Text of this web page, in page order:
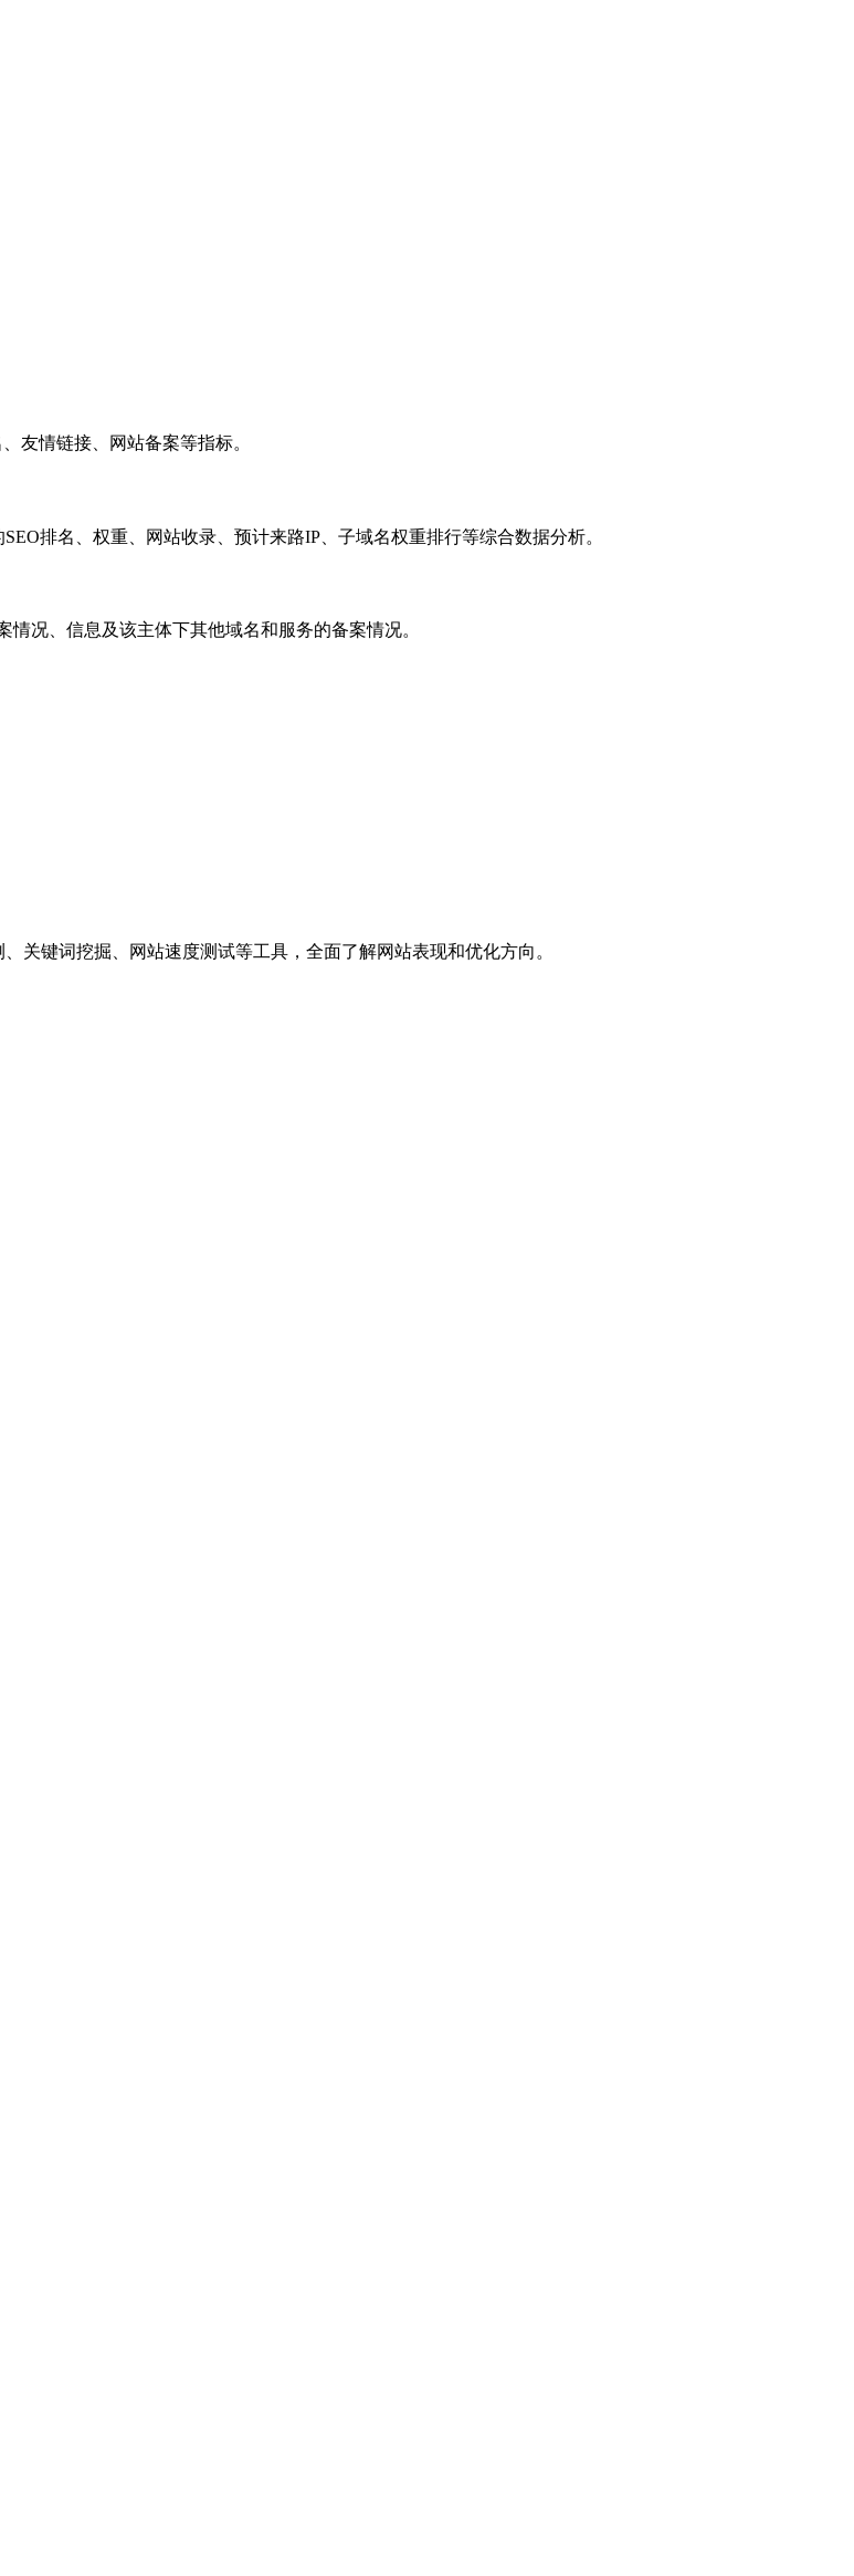
友情链接、网站备案等指标。
排名、权重、网站收录、预计来路IP、子域名权重排行等综合数据分析。
况、信息及该主体下其他域名和服务的备案情况。
关键词挖掘、网站速度测试等工具，全面了解网站表现和优化方向。